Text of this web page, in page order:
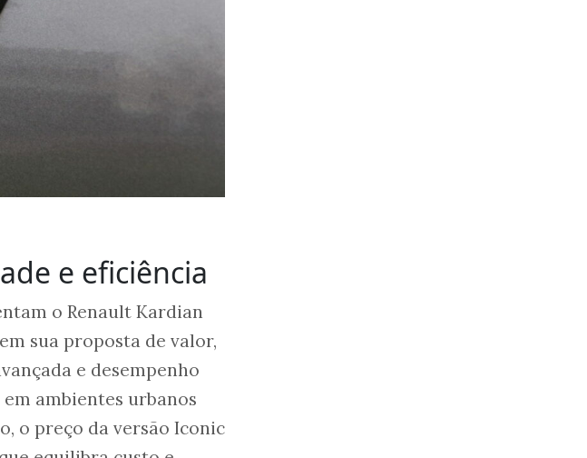
e eficiência
o Renault Kardian
sua proposta de valor,
e desempenho
ambientes urbanos
o preço da versão Iconic